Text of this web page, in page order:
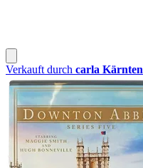
Verkauft durch carla Kärnten